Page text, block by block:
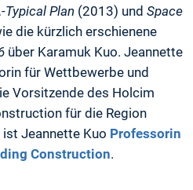
Typical Plan (2013) und Space
die kürzlich erschienene
über Karamuk Kuo. Jeannette
für Wettbewerbe und
Vorsitzende des Holcim
für die Region
Jeannette Kuo Professorin
Construction.